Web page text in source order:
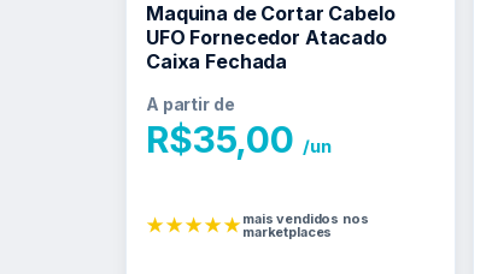
Maquina de Cortar Cabelo
UFO Fornecedor Atacado
Caixa Fechada
A partir de
R$35,00 /un
★★★★★mais vendidos nos
marketplaces